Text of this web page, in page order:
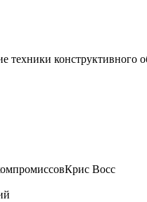
техники конструктивного
Крис Восс